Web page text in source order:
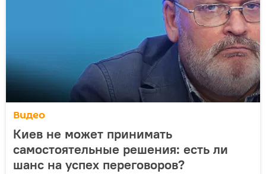
Видео
Киев не может принимать
самостоятельные решения: есть ли
шанс на успех переговоров?